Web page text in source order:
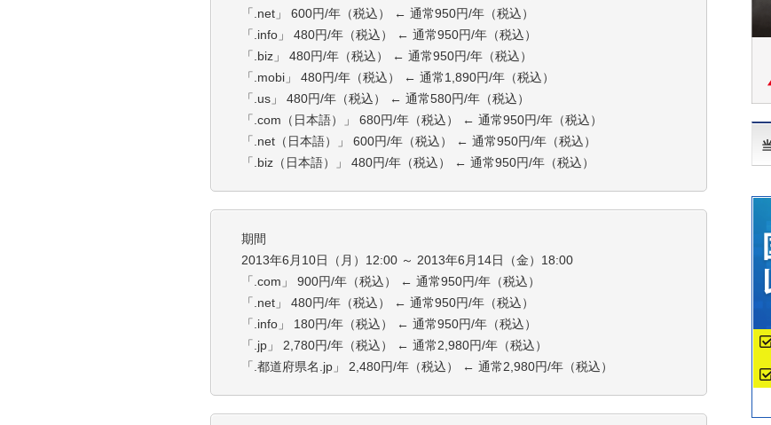
「.net」 600円/年（税込） ← 通常950円/年（税込）
「.info」 480円/年（税込） ← 通常950円/年（税込）
「.biz」 480円/年（税込） ← 通常950円/年（税込）
「.mobi」 480円/年（税込） ← 通常1,890円/年（税込）
「.us」 480円/年（税込） ← 通常580円/年（税込）
「.com（日本語）」 680円/年（税込） ← 通常950円/年（税込）
「.net（日本語）」 600円/年（税込） ← 通常950円/年（税込）
「.biz（日本語）」 480円/年（税込） ← 通常950円/年（税込）
期間
2013年6月10日（月）12:00 ～ 2013年6月14日（金）18:00
「.com」 900円/年（税込） ← 通常950円/年（税込）
「.net」 480円/年（税込） ← 通常950円/年（税込）
「.info」 180円/年（税込） ← 通常950円/年（税込）
「.jp」 2,780円/年（税込） ← 通常2,980円/年（税込）
「.都道府県名.jp」 2,480円/年（税込） ← 通常2,980円/年（税込）